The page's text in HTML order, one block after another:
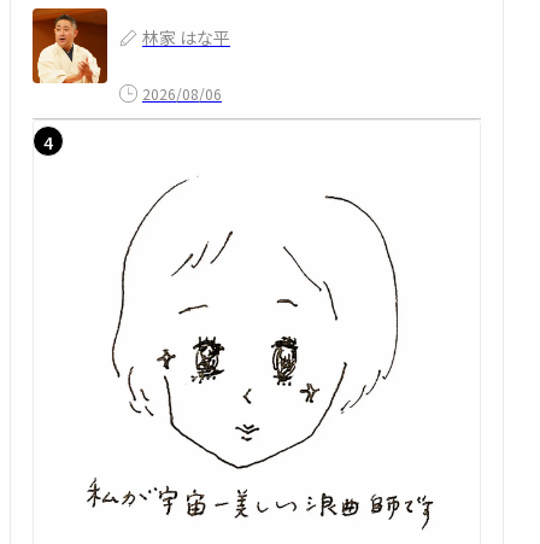
林家 はな平
2026/08/06